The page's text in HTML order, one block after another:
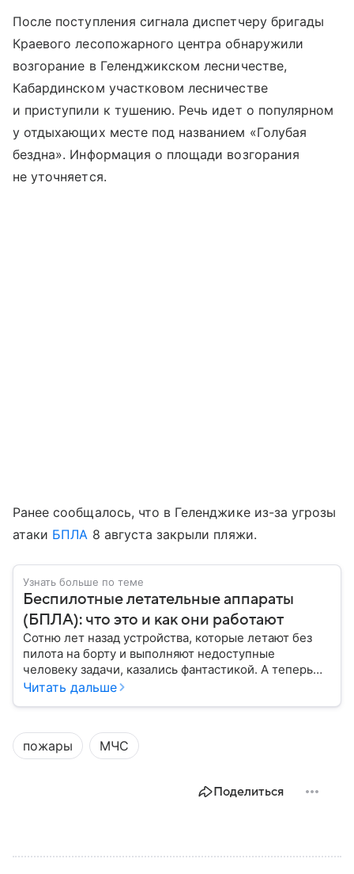
После поступления сигнала диспетчеру бригады
Краевого лесопожарного центра обнаружили
возгорание в Геленджикском лесничестве,
Кабардинском участковом лесничестве
и приступили к тушению. Речь идет о популярном
у отдыхающих месте под названием «Голубая
бездна». Информация о площади возгорания
не уточняется.
Ранее сообщалось, что в Геленджике из-за угрозы
атаки БПЛА 8 августа закрыли пляжи.
Узнать больше по теме
Беспилотные летательные аппараты
(БПЛА): что это и как они работают
Сотню лет назад устройства, которые летают без
пилота на борту и выполняют недоступные
человеку задачи, казались фантастикой. А теперь
они стали реальностью: собрали главное о
Читать дальше
пожары МЧС
Поделиться